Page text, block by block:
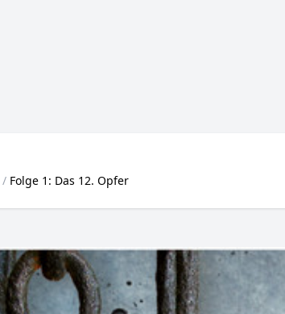
Folge 1: Das 12. Opfer